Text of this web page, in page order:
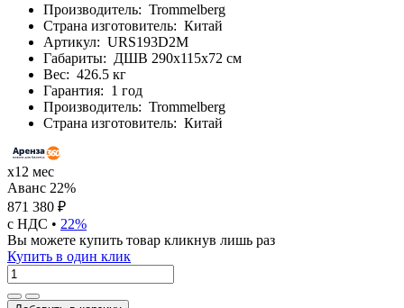
Производитель: Trommelberg
Страна изготовитель: Китай
Артикул: URS193D2M
Габариты: ДШВ 290х115х72 см
Вес: 426.5 кг
Гарантия: 1 год
Производитель: Trommelberg
Страна изготовитель: Китай
х12 мес
Аванс 22%
871 380 ₽
с НДС • 22%
Вы можете купить товар кликнув лишь раз
Купить в один клик